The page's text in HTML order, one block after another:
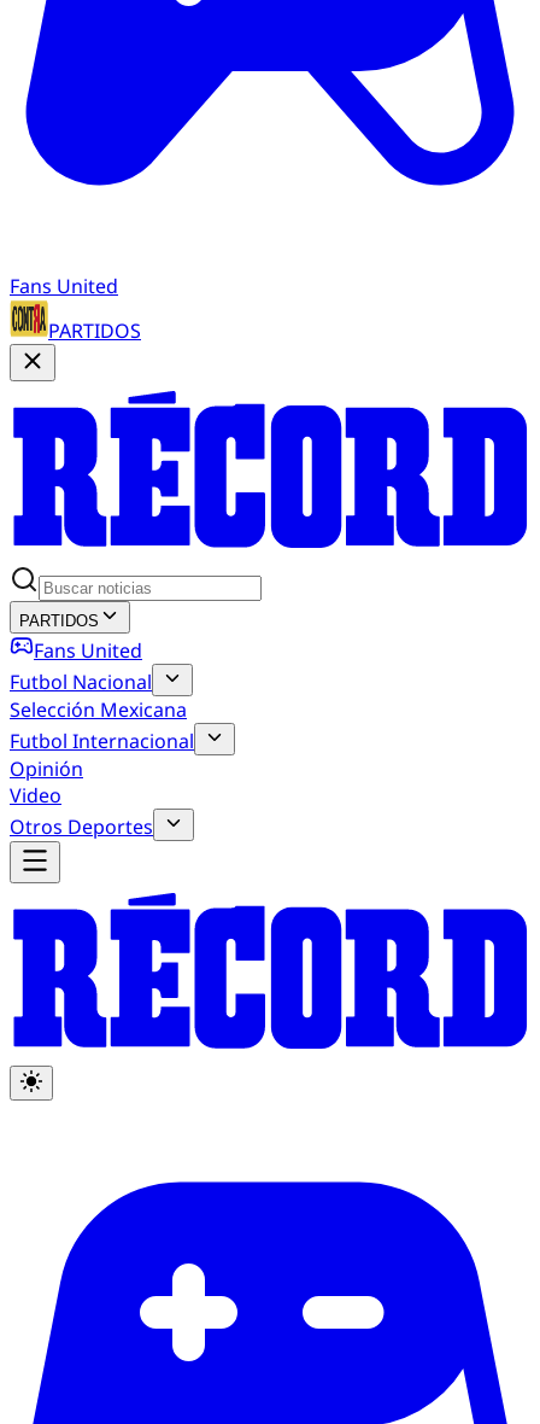
Fans United
PARTIDOS
PARTIDOS
Fans United
Futbol Nacional
Selección Mexicana
Futbol Internacional
Opinión
Video
Otros Deportes